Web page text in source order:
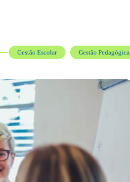
Gestão Escolar Gestão Pedagógica